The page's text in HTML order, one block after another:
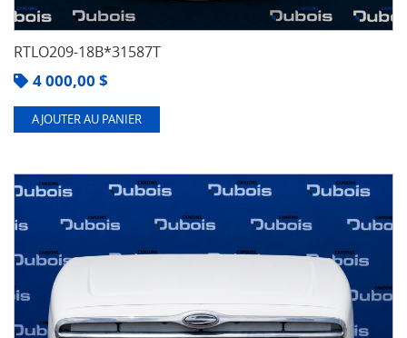
RTLO209-18B*31587T
4 000,00 $
AJOUTER AU PANIER